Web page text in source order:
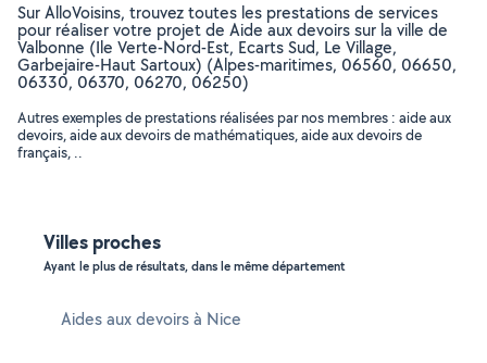
Sur AlloVoisins, trouvez toutes les prestations de services
pour réaliser votre projet de Aide aux devoirs sur la ville de
Valbonne (Ile Verte-Nord-Est, Ecarts Sud, Le Village,
Garbejaire-Haut Sartoux) (Alpes-maritimes, 06560, 06650,
06330, 06370, 06270, 06250)
Autres exemples de prestations réalisées par nos membres : aide aux
devoirs, aide aux devoirs de mathématiques, aide aux devoirs de
français, ..
Villes proches
Ayant le plus de résultats, dans le même département
Aides aux devoirs à Nice